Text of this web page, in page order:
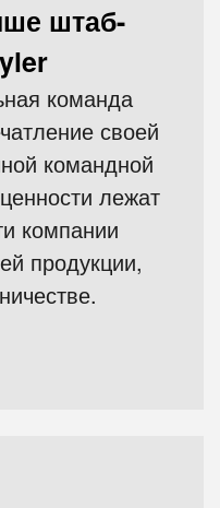
штаб-
команда
своей
командной
лежат
компании
продукции,